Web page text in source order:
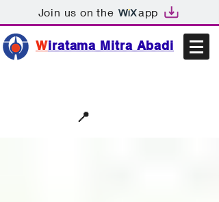
Join us on the app
Wiratama Mitra Abadi
📍